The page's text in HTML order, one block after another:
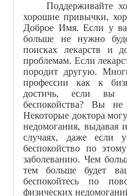
Поддерживайте
хорошие привычки,
Доброе Имя. Если у
больше не нужно
поисках лекарств и
проблемам. Если
породит другую.
профессии как к
достичь, если вы
беспокойства? Вы
Некоторые доктора
недомогания, выдавая
случаях, даже если
беспокойство по
заболеванию. Чем
тем больше будет
беспокойтесь по
физических